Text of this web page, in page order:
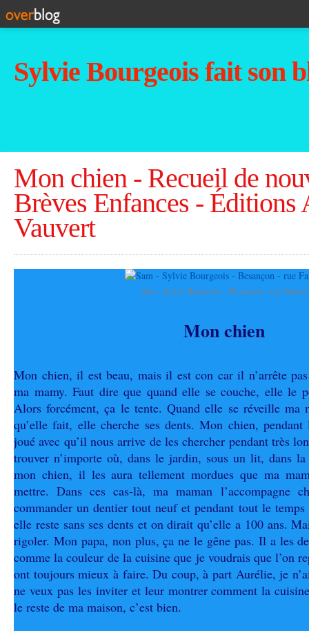
Sylvie Bourgeois fait son
Mon chien - Recueil de
Brèves Enfances - Éditions
Vauvert
Sam - Sylvie Bourgeois - Besançon - rue Fanart
Mon chien
Mon chien, il est beau, mais il est con car il n’arrête
ma mamy. Faut dire que quand elle se couche, elle le
Alors forcément, ça le tente. Quand elle se réveille ma
qu’elle fait, elle cherche ses dents. Mon chien,
joué avec qu’il nous arrive de les chercher pendant très
trouver n’importe où, dans le jardin, sous un lit, dans
mon chien, il les aura tellement mordues que ma
mettre. Dans ces cas-là, ma maman l’accompagne
commander un dentier tout neuf et pendant tout le
elle reste sans ses dents et on dirait qu’elle a 100 ans.
rigoler. Mon papa, non plus, ça ne le gêne pas. Il a les
comme la couleur de la cuisine que je voudrais que l’on
ont toujours mieux à faire. Du coup, à part Aurélie, je
ne veux pas les inviter et leur montrer comment la
le reste de ma maison, c’est bien.